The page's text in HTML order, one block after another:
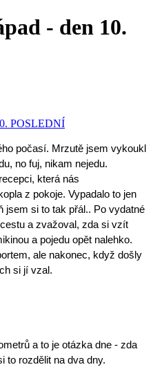
- den 10.
POSLEDNÍ
počasí. Mrzutě jsem vykoukl
no fuj, nikam nejedu.
která nás
z pokoje. Vypadalo to jen
jsem si to tak přál.. Po vydatné
a zvažoval, zda si vzít
a pojedu opět nalehko.
ale nakonec, když došly
si jí vzal.
a to je otázka dne - zda
to rozdělit na dva dny.